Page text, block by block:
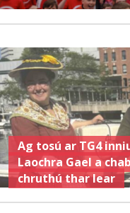
Ag tosú ar TG4
Laochra Gael a
chruthú thar lear